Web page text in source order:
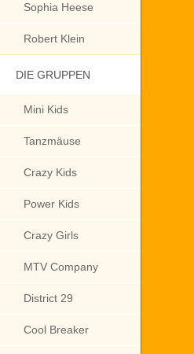
Sophia Heese
Robert Klein
DIE GRUPPEN
Mini Kids
Tanzmäuse
Crazy Kids
Power Kids
Crazy Girls
MTV Company
District 29
Cool Breaker